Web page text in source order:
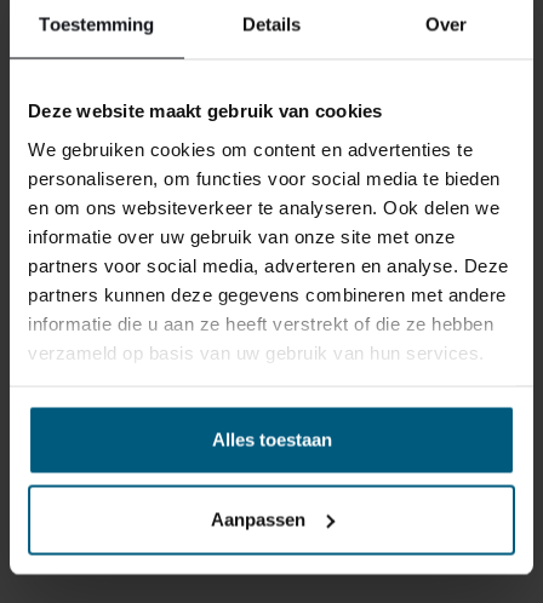
Toestemming Details Over
Deze website maakt gebruik van cookies
We gebruiken cookies om content en advertenties te
personaliseren, om functies voor social media te bieden
en om ons websiteverkeer te analyseren. Ook delen we
informatie over uw gebruik van onze site met onze
partners voor social media, adverteren en analyse. Deze
partners kunnen deze gegevens combineren met andere
informatie die u aan ze heeft verstrekt of die ze hebben
verzameld op basis van uw gebruik van hun services.
Alles toestaan
Aanpassen
uns nicht zurückgenommen werden.
zurückgeben. Vielleicht, weil Ihnen das Produkt nicht
gefällt, oder vielleicht gibt es einen anderen Grund,
warum Sie die Bestellung nicht wünschen. In jedem Fall
haben Sie das Recht, Ihre Bestellung bis zu14 Tage
nach Erhalt ohne Angabe von Gründen zu widerrufen
Bitte behandeln Sie das Produkt sorgfältig und
vergewissern Sie sich, dass es richtig verpackt ist, wenn
Sie es zurückschicken. Wenn das Produkt beschädigt
ist oder die Verpackung mehr als nötig beschädigt ist,
in Rechnung stellen.